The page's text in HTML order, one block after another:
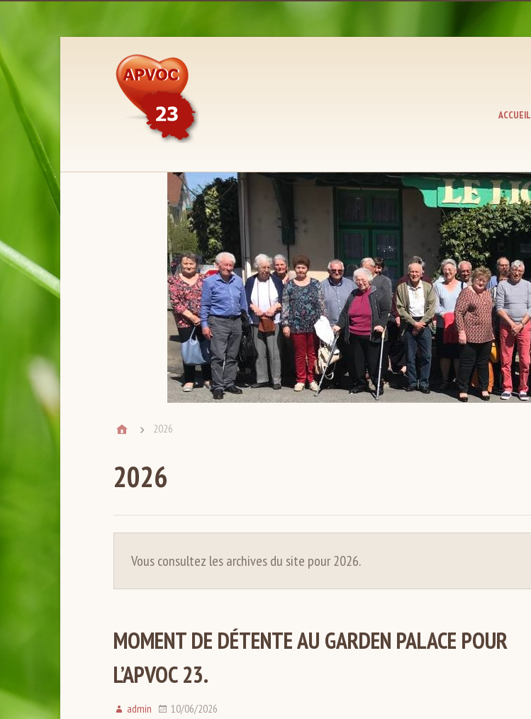
ACCUEIL
2026
2026
Vous consultez les archives du site pour 2026.
MOMENT DE DÉTENTE AU GARDEN PALACE POUR
L’APVOC 23.
admin 10/06/2026